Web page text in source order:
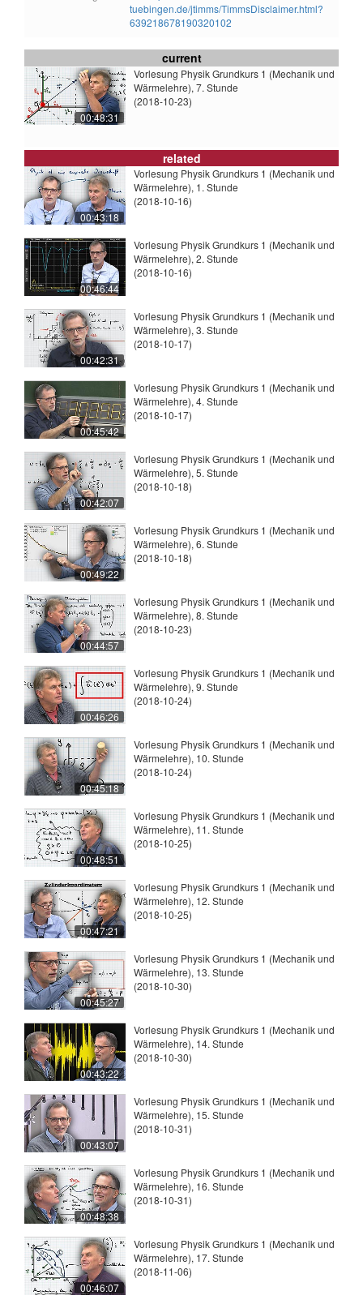
tuebingen.de/jtimms/TimmsDisclaimer.html?
639218678190320102
current
00:48:31
Vorlesung Physik Grundkurs 1 (Mechanik und
Wärmelehre), 7. Stunde
(2018-10-23)
related
00:43:18
Vorlesung Physik Grundkurs 1 (Mechanik und
Wärmelehre), 1. Stunde
(2018-10-16)
00:46:44
Vorlesung Physik Grundkurs 1 (Mechanik und
Wärmelehre), 2. Stunde
(2018-10-16)
00:42:31
Vorlesung Physik Grundkurs 1 (Mechanik und
Wärmelehre), 3. Stunde
(2018-10-17)
00:45:42
Vorlesung Physik Grundkurs 1 (Mechanik und
Wärmelehre), 4. Stunde
(2018-10-17)
00:42:07
Vorlesung Physik Grundkurs 1 (Mechanik und
Wärmelehre), 5. Stunde
(2018-10-18)
00:49:22
Vorlesung Physik Grundkurs 1 (Mechanik und
Wärmelehre), 6. Stunde
(2018-10-18)
00:44:57
Vorlesung Physik Grundkurs 1 (Mechanik und
Wärmelehre), 8. Stunde
(2018-10-23)
00:46:26
Vorlesung Physik Grundkurs 1 (Mechanik und
Wärmelehre), 9. Stunde
(2018-10-24)
00:45:18
Vorlesung Physik Grundkurs 1 (Mechanik und
Wärmelehre), 10. Stunde
(2018-10-24)
00:48:51
Vorlesung Physik Grundkurs 1 (Mechanik und
Wärmelehre), 11. Stunde
(2018-10-25)
00:47:21
Vorlesung Physik Grundkurs 1 (Mechanik und
Wärmelehre), 12. Stunde
(2018-10-25)
00:45:27
Vorlesung Physik Grundkurs 1 (Mechanik und
Wärmelehre), 13. Stunde
(2018-10-30)
00:43:22
Vorlesung Physik Grundkurs 1 (Mechanik und
Wärmelehre), 14. Stunde
(2018-10-30)
00:43:07
Vorlesung Physik Grundkurs 1 (Mechanik und
Wärmelehre), 15. Stunde
(2018-10-31)
00:48:38
Vorlesung Physik Grundkurs 1 (Mechanik und
Wärmelehre), 16. Stunde
(2018-10-31)
00:46:07
Vorlesung Physik Grundkurs 1 (Mechanik und
Wärmelehre), 17. Stunde
(2018-11-06)